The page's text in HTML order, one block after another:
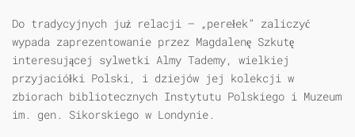
Do tradycyjnych już relacji — „perełek” zaliczyć
wypada zaprezentowanie przez Magdalenę Szkutę
interesującej sylwetki Almy Tademy, wielkiej
przyjaciółki Polski, i dziejów jej kolekcji w
zbiorach bibliotecznych Instytutu Polskiego i Muzeum
im. gen. Sikorskiego w Londynie.